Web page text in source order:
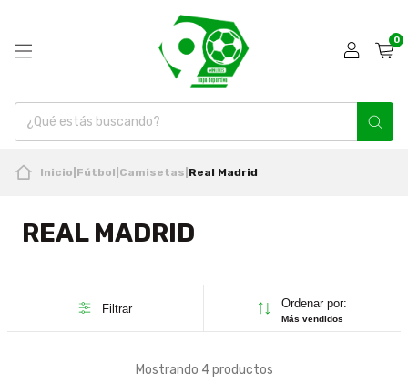
0
Inicio Fútbol Camisetas Real Madrid
REAL MADRID
Filtrar Ordenar por:
Más vendidos
Mostrando 4 productos